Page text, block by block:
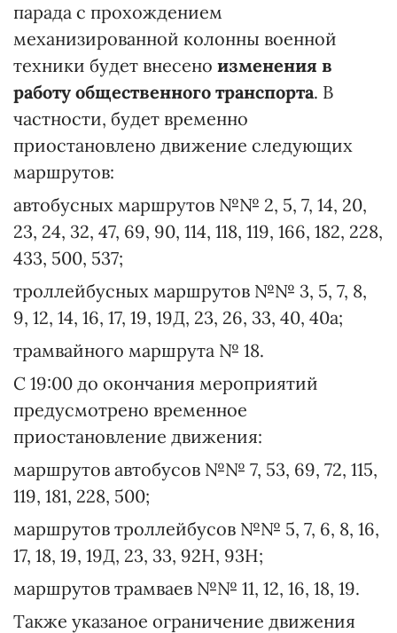
парада с прохождением
механизированной колонны военной
техники будет внесено изменения в
работу общественного транспорта. В
частности, будет временно
приостановлено движение следующих
маршрутов:
автобусных маршрутов №№ 2, 5, 7, 14, 20,
23, 24, 32, 47, 69, 90, 114, 118, 119, 166, 182, 228,
433, 500, 537;
троллейбусных маршрутов №№ 3, 5, 7, 8,
9, 12, 14, 16, 17, 19, 19Д, 23, 26, 33, 40, 40а;
трамвайного маршрута № 18.
С 19:00 до окончания мероприятий
предусмотрено временное
приостановление движения:
маршрутов автобусов №№ 7, 53, 69, 72, 115,
119, 181, 228, 500;
маршрутов троллейбусов №№ 5, 7, 6, 8, 16,
17, 18, 19, 19Д, 23, 33, 92Н, 93Н;
маршрутов трамваев №№ 11, 12, 16, 18, 19.
Также указаное ограничение движения